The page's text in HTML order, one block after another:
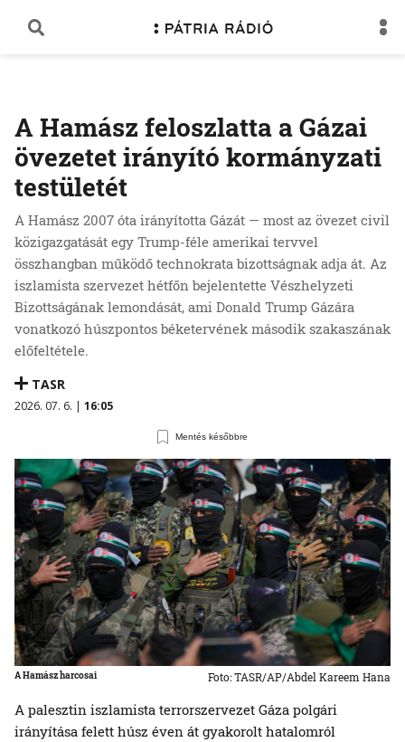
A Hamász feloszlatta a Gázai
övezetet irányító kormányzati
testületét
A Hamász 2007 óta irányította Gázát — most az övezet civil
közigazgatását egy Trump-féle amerikai tervvel
összhangban működő technokrata bizottságnak adja át. Az
iszlamista szervezet hétfőn bejelentette Vészhelyzeti
Bizottságának lemondását, ami Donald Trump Gázára
vonatkozó húszpontos béketervének második szakaszának
előfeltétele.
TASR
2026. 07. 6. | 16:05
Mentés későbbre
A Hamász harcosai Foto: TASR/AP/Abdel Kareem Hana
A palesztin iszlamista terrorszervezet Gáza polgári
irányítása felett húsz éven át gyakorolt hatalomról